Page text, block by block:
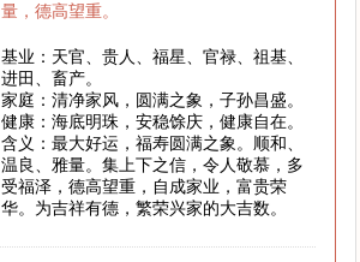
量，德高望重。
基业：天官、贵人、福星、官禄、祖基、
进田、畜产。
家庭：清净家风，圆满之象，子孙昌盛。
健康：海底明珠，安稳馀庆，健康自在。
含义：最大好运，福寿圆满之象。顺和、
温良、雅量。集上下之信，令人敬慕，多
受福泽，德高望重，自成家业，富贵荣
华。为吉祥有德，繁荣兴家的大吉数。